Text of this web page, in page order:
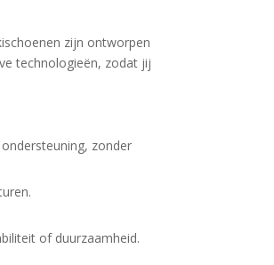
zijn ontworpen
technologieën, zodat jij
zonder
of duurzaamheid.